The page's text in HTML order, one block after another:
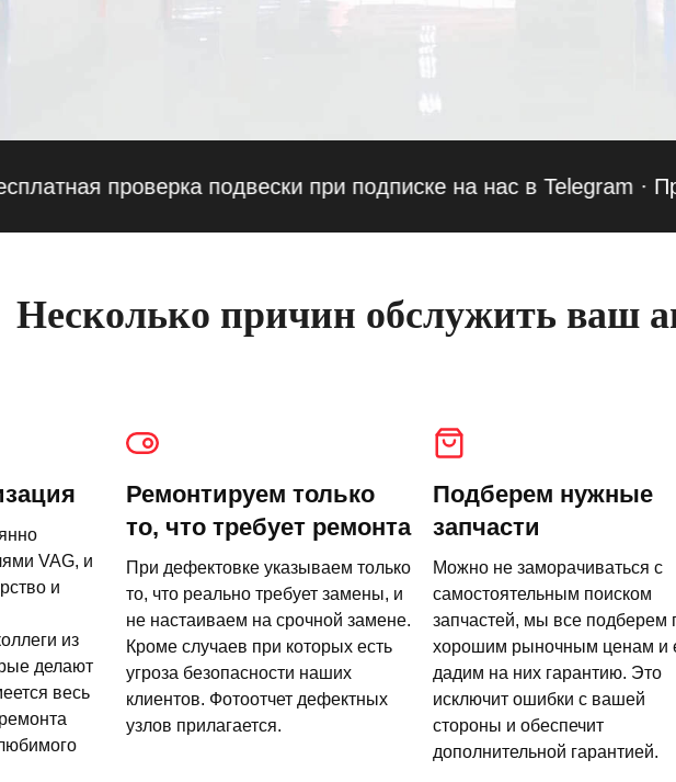
проверка подвески при подписке на нас в Telegram ·
Несколько причин обслужить ваш
VAG, и
и
из
делают
весь
Ремонтируем только
то, что требует ремонта
При дефектовке указываем только
то, что реально требует замены, и
не настаиваем на срочной замене.
Кроме случаев при которых есть
угроза безопасности наших
клиентов. Фотоотчет дефектных
узлов прилагается.
Подберем нужные
запчасти
Можно не заморачиваться с
самостоятельным поиском
запчастей, мы все подберем
хорошим рыночным ценам и
дадим на них гарантию. Это
исключит ошибки с вашей
стороны и обеспечит
дополнительной гарантией.